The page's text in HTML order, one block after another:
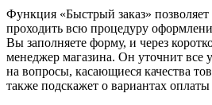
Функция «Быстрый заказ»
проходить всю процедуру
Вы заполняете форму, и через
менеджер магазина. Он уточнит все
на вопросы, касающиеся качества
также подскажет о вариантах оплаты